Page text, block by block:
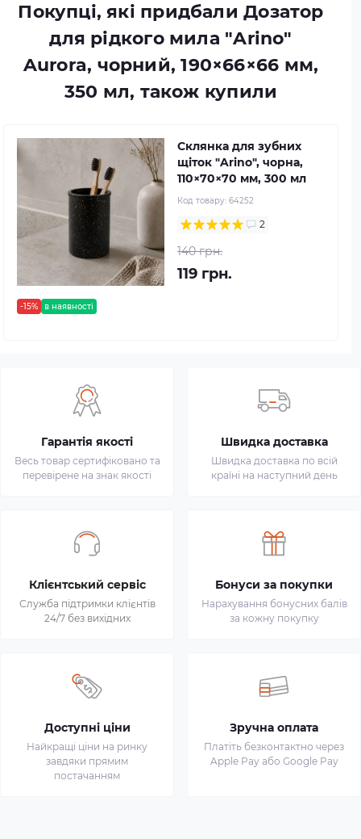
Покупці, які придбали Дозатор
для рідкого мила "Arino"
Aurora, чорний, 190×66×66 мм,
350 мл, також купили
-15% в наявності
Склянка для зубних
щіток "Arino", чорна,
110×70×70 мм, 300 мл
Код товару: 64252
2
140 грн.
119 грн.
Гарантія якості
Весь товар сертифіковано та
перевірене на знак якості
Швидка доставка
Швидка доставка по всій
країні на наступний день
Клієнтський сервіс
Служба підтримки клієнтів
24/7 без вихідних
Бонуси за покупки
Нарахування бонусних балів
за кожну покупку
Доступні ціни
Найкращі ціни на ринку
завдяки прямим
постачанням
Зручна оплата
Платіть безконтактно через
Apple Pay або Google Pay